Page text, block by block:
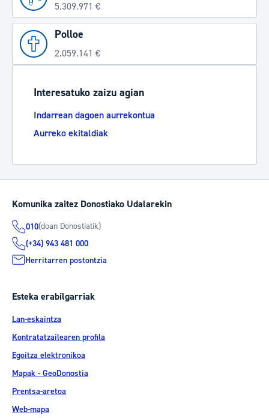
5.309.971 €
Polloe
2.059.141 €
Interesatuko zaizu agian
Indarrean dagoen aurrekontua
Aurreko ekitaldiak
Komunika zaitez Donostiako Udalarekin
010(doan Donostiatik)
(+34) 943 481 000
Herritarren postontzia
Esteka erabilgarriak
Lan-eskaintza
Kontratatzailearen profila
Egoitza elektronikoa
Mapak - GeoDonostia
Prentsa-aretoa
Web-mapa